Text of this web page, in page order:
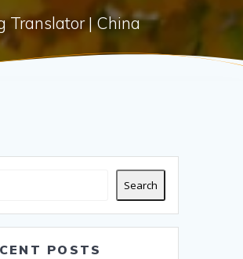
Translator | China
Search
POSTS